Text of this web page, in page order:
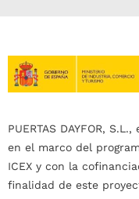
PUERTAS DAYFOR,
en el marco del
ICEX y con la
finalidad de este